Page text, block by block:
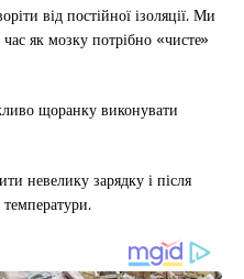
від постійної ізоляції. Ми
як мозку потрібно «чисте»
щоранку виконувати
невелику зарядку і після